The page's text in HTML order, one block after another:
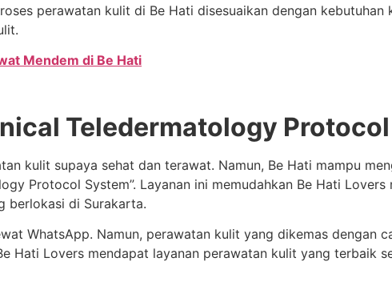
perawatan kulit di Be Hati disesuaikan dengan kebutuhan
Mendem di Be Hati
Teledermatology
kulit supaya sehat dan terawat. Namun, Be Hati mampu
Protocol System”. Layanan ini memudahkan Be Hati
berlokasi di Surakarta.
WhatsApp. Namun, perawatan kulit yang dikemas dengan
Hati Lovers mendapat layanan perawatan kulit yang terbaik